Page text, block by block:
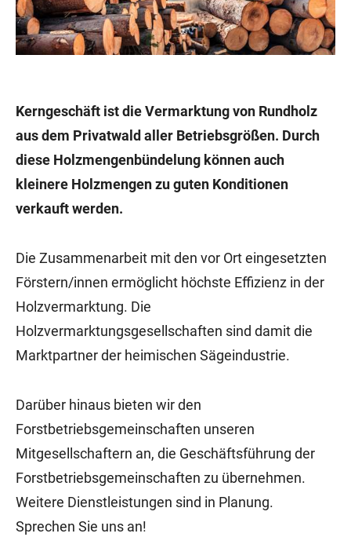
Kerngeschäft ist die Vermarktung von Rundholz
aus dem Privatwald aller Betriebsgrößen. Durch
diese Holzmengenbündelung können auch
kleinere Holzmengen zu guten Konditionen
verkauft werden.
Die Zusammenarbeit mit den vor Ort eingesetzten
Förstern/innen ermöglicht höchste Effizienz in der
Holzvermarktung. Die
Holzvermarktungsgesellschaften sind damit die
Marktpartner der heimischen Sägeindustrie.
Darüber hinaus bieten wir den
Forstbetriebsgemeinschaften unseren
Mitgesellschaftern an, die Geschäftsführung der
Forstbetriebsgemeinschaften zu übernehmen.
Weitere Dienstleistungen sind in Planung.
Sprechen Sie uns an!